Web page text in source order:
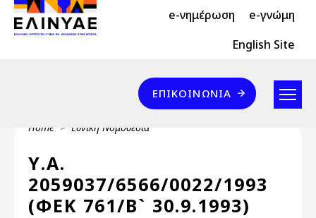
Skip to main content
Header Top 2 e-νημέρωση e-γνώμη
Header Top English Site
Επικοινωνία
ΕΠΙΚΟΙΝΩΝΊΑ
Breadcrumb
Home Εθνική Νομοθεσία
Υ.Α.
2059037/6566/0022/1993
(ΦΕΚ 761/Β` 30.9.1993)